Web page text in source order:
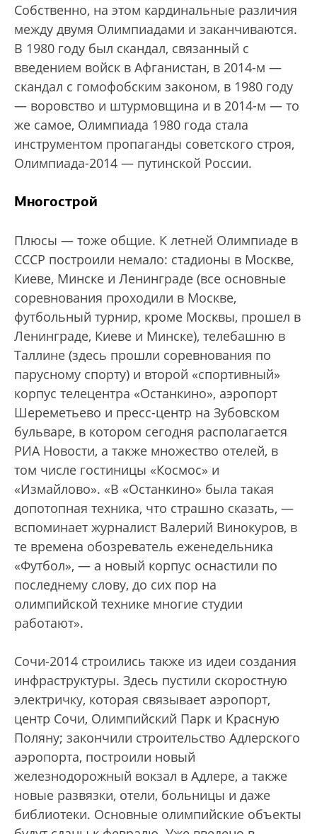
Собственно, на этом кардинальные различия
между двумя Олимпиадами и заканчиваются.
В 1980 году был скандал, связанный с
введением войск в Афганистан, в 2014-м —
скандал с гомофобским законом, в 1980 году
— воровство и штурмовщина и в 2014-м — то
же самое, Олимпиада 1980 года стала
инструментом пропаганды советского строя,
Олимпиада-2014 — путинской России.
Многострой
Плюсы — тоже общие. К летней Олимпиаде в
СССР построили немало: стадионы в Москве,
Киеве, Минске и Ленинграде (все основные
соревнования проходили в Москве,
футбольный турнир, кроме Москвы, прошел в
Ленинграде, Киеве и Минске), телебашню в
Таллине (здесь прошли соревнования по
парусному спорту) и второй «спортивный»
корпус телецентра «Останкино», аэропорт
Шереметьево и пресс-центр на Зубовском
бульваре, в котором сегодня располагается
РИА Новости, а также множество отелей, в
том числе гостиницы «Космос» и
«Измайлово». «В «Останкино» была такая
допотопная техника, что страшно сказать, —
вспоминает журналист Валерий Винокуров, в
те времена обозреватель еженедельника
«Футбол», — а новый корпус оснастили по
последнему слову, до сих пор на
олимпийской технике многие студии
работают».
Сочи-2014 строились также из идеи создания
инфраструктуры. Здесь пустили скоростную
электричку, которая связывает аэропорт,
центр Сочи, Олимпийский Парк и Красную
Поляну; закончили строительство Адлерского
аэропорта, построили новый
железнодорожный вокзал в Адлере, а также
новые развязки, отели, больницы и даже
библиотеки. Основные олимпийские объекты